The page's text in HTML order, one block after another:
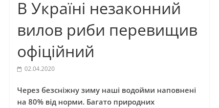
В Україні незаконний
вилов риби перевищив
офіційний
02.04.2020
Через безсніжну зиму наші водойми наповнені
на 80% від норми. Багато природних